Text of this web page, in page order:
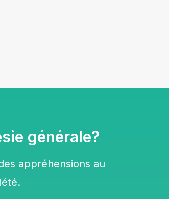
générale?
appréhensions au